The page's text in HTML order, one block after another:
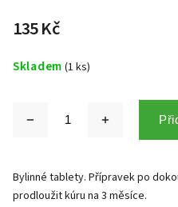
135 Kč
Skladem (1 ks)
Bylinné tablety. Přípravek po
prodloužit kúru na 3 měsíce.